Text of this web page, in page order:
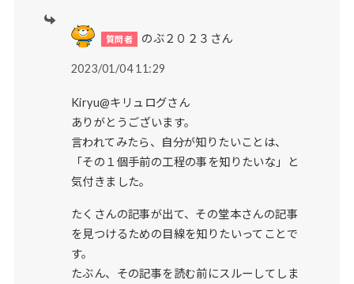
のぶ２０２３さん
2023/01/04 11:29
Kiryu@キリュログさん
ありがとうございます。
言われてみたら、自分が知りたいことは、
「その１個手前の工程の事を知りたいな」と
気付きました。
たくさんの記事が出て、その堂本さんの記事
を見つけるための目線を知りたいってことで
す。
たぶん、その記事を読む前にスルーしてしま